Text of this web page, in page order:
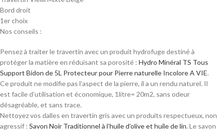
Bord droit
1er choix
Nos conseils :
Pensez à traiter le travertin avec un produit hydrofuge destiné à
protéger la matière en réduisant sa porosité : Hydro Minéral TS Tous
Support Bidon de 5L Protecteur pour Pierre naturelle Incolore A VIE.
Ce produit ne modifie pas l’aspect de la pierre, il a un rendu naturel. Il
est facile d’utilisation et économique, 1litre= 20m2, sans odeur
désagréable, et sans trace.
Nettoyez vos dalles en travertin gris avec un produits respectueux, non
agressif : Savon Noir Traditionnel à l’huile d’olive et huile de lin. Le savon